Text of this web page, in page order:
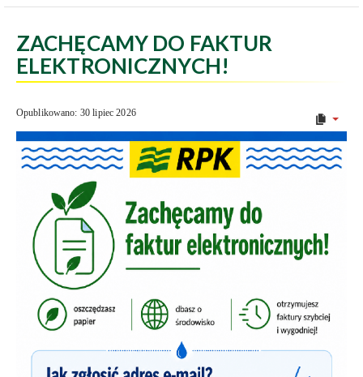
ZACHĘCAMY DO FAKTUR
ELEKTRONICZNYCH!
Opublikowano: 30 lipiec 2026